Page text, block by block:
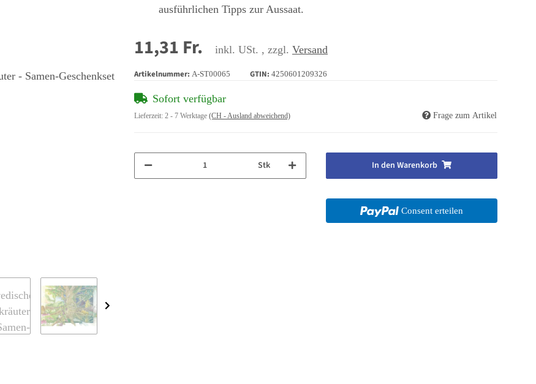
ausführlichen Tipps zur Aussaat.
11,31 Fr. inkl. USt. , zzgl. Versand
Artikelnummer: A-ST00065 GTIN: 4250601209326
Sofort verfügbar
Lieferzeit: 2 - 7 Werktage (CH - Ausland abweichend) Frage zum Artikel
Stk In den Warenkorb
Consent erteilen